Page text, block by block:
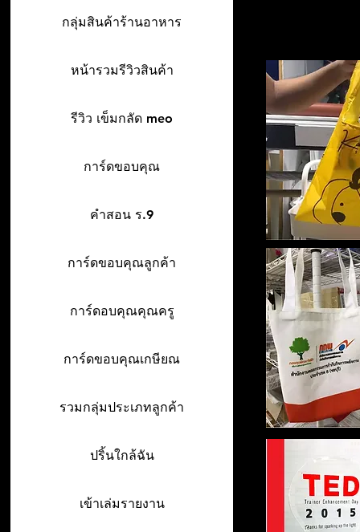
กลุ่มสินค้าร้านอาหาร
หน้ารวมรีวิวสินค้า
รีวิว เข็มกลัด meo
การ์ดขอบคุณ
คำสอน ร.9
การ์ดขอบคุณลูกค้า
การ์ดอบคุณคุณครู
การ์ดขอบคุณเกษียณ
รวมกลุ่มประเภทลูกค้า
ปริ้นใกล้ฉัน
เข้าเล่มรายงาน